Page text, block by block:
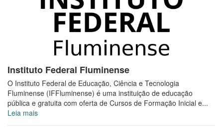
Instituto Federal Fluminense
O Instituto Federal de Educação, Ciência e Tecnologia
Fluminense (IFFluminense) é uma instituição de educação
pública e gratuita com oferta de Cursos de Formação Inicial e...
Leia mais